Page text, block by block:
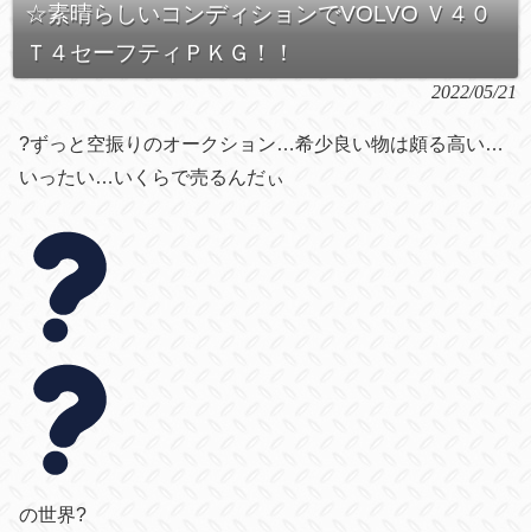
☆素晴らしいコンディションでVOLVO Ｖ４０
Ｔ４セーフティＰＫＧ！！
2022/05/21
?ずっと空振りのオークション…希少良い物は頗る高い…
いったい…いくらで売るんだぃ
の世界?